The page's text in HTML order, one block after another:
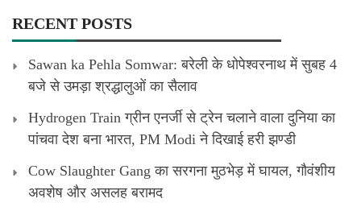
RECENT POSTS
Sawan ka Pehla Somwar: बरेली के धोपेश्वरनाथ में सुबह 4
बजे से उमड़ा श्रद्धालुओं का सैलाव
Hydrogen Train ग्रीन एनर्जी से ट्रेन चलाने वाला दुनिया का
पांचवा देश बना भारत, PM Modi ने दिखाई हरी झण्डी
Cow Slaughter Gang का सरगना मुठभेड़ में घायल, गौवंशीय
अवशेष और असलह बरामद